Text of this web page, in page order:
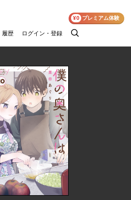
履歴 ログイン・登録
検
¥0 プレミアム体験